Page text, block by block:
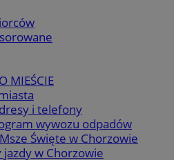
MIEŚCIE
i telefony
wywozu odpadów
Święte w Chorzowie
jazdy w Chorzowie